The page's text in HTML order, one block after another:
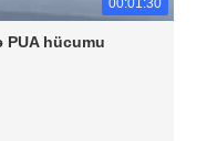
00:01:30
PUA hücumu